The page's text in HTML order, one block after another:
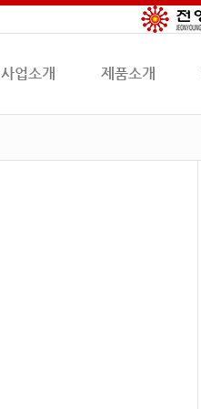
사업소개 제품소개